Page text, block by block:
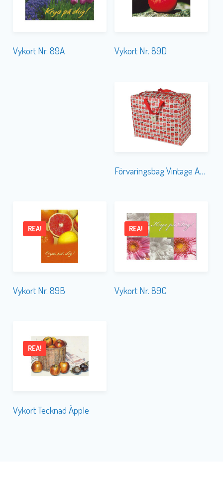
Vykort Nr. 89A Vykort Nr. 89D
Förvaringsbag Vintage Apple
Vykort Nr. 89B
REA!
Vykort Nr. 89C
REA!
Vykort Tecknad Äpple
REA!